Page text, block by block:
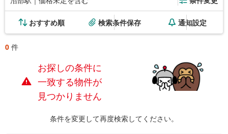
おすすめ順 検索条件保存 通知設定
0 件
お探しの条件に
一致する物件が
見つかりません
条件を変更して再度検索してください。